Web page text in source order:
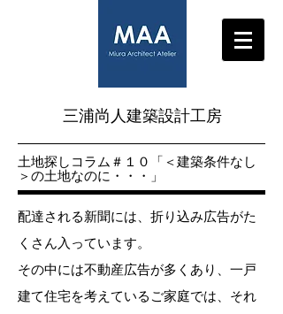
三浦尚人建築設計工房
​土地探しコラム＃１０「＜建築条件なし
＞の土地なのに・・・」
配達される新聞には、折り込み広告がた
くさん入っています。
その中には不動産広告が多くあり、一戸
建て住宅を考えているご家庭では、それ